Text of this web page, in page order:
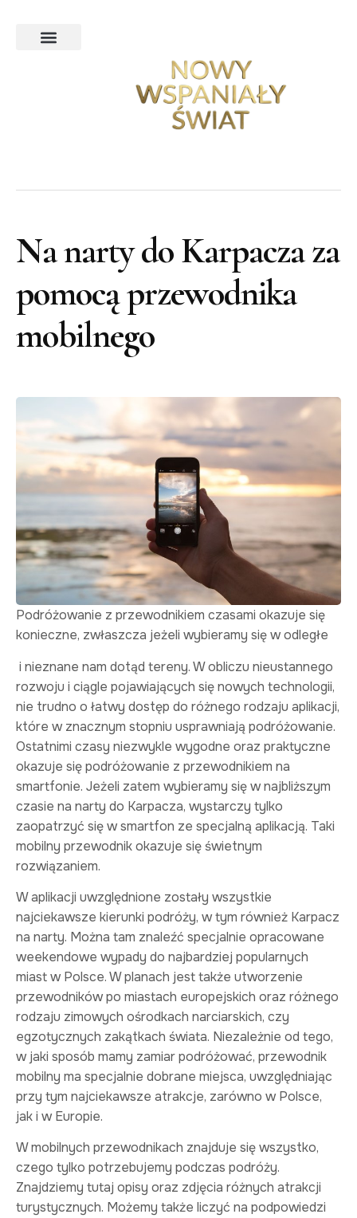
Na narty do Karpacza za
pomocą przewodnika
mobilnego
Podróżowanie z przewodnikiem czasami okazuje się
konieczne, zwłaszcza jeżeli wybieramy się w odległe
i nieznane nam dotąd tereny. W obliczu nieustannego
rozwoju i ciągle pojawiających się nowych technologii,
nie trudno o łatwy dostęp do różnego rodzaju aplikacji,
które w znacznym stopniu usprawniają podróżowanie.
Ostatnimi czasy niezwykle wygodne oraz praktyczne
okazuje się podróżowanie z przewodnikiem na
smartfonie. Jeżeli zatem wybieramy się w najbliższym
czasie na narty do Karpacza, wystarczy tylko
zaopatrzyć się w smartfon ze specjalną aplikacją. Taki
mobilny przewodnik okazuje się świetnym
rozwiązaniem.
W aplikacji uwzględnione zostały wszystkie
najciekawsze kierunki podróży, w tym również Karpacz
na narty. Można tam znaleźć specjalnie opracowane
weekendowe wypady do najbardziej popularnych
miast w Polsce. W planach jest także utworzenie
przewodników po miastach europejskich oraz różnego
rodzaju zimowych ośrodkach narciarskich, czy
egzotycznych zakątkach świata. Niezależnie od tego,
w jaki sposób mamy zamiar podróżować, przewodnik
mobilny ma specjalnie dobrane miejsca, uwzględniając
przy tym najciekawsze atrakcje, zarówno w Polsce,
jak i w Europie.
W mobilnych przewodnikach znajduje się wszystko,
czego tylko potrzebujemy podczas podróży.
Znajdziemy tutaj opisy oraz zdjęcia różnych atrakcji
turystycznych. Możemy także liczyć na podpowiedzi